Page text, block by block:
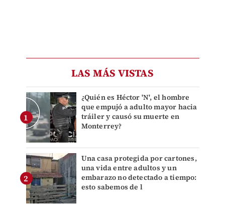
LAS MÁS VISTAS
¿Quién es Héctor 'N', el hombre
que empujó a adulto mayor hacia
tráiler y causó su muerte en
Monterrey?
Una casa protegida por cartones,
una vida entre adultos y un
embarazo no detectado a tiempo:
esto sabemos de l